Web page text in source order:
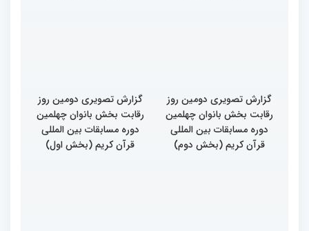
گزارش تصویری دومین روز
رقابت بخش بانوان چهلمین
دوره مسابقات بین المللی
قرآن کریم (بخش دوم)
گزارش تصویری دومین روز
رقابت بخش بانوان چهلمین
دوره مسابقات بین المللی
قرآن کریم (بخش اول)